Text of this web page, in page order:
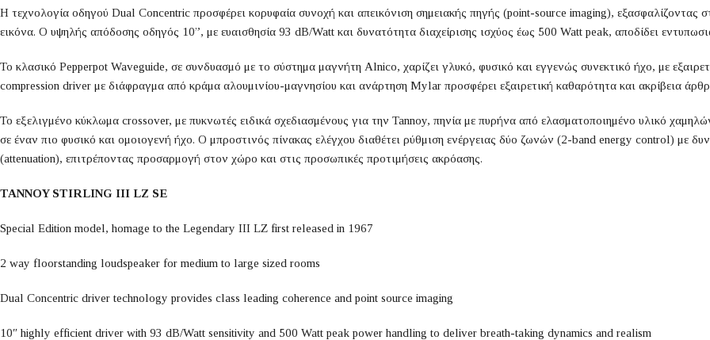
Η τεχνολογία οδηγού Dual Concentric προσφέρει κορυφαία συνοχή και απεικόνιση σημειακής πηγής (point-source imaging), εξασφαλίζοντας
εικόνα. Ο υψηλής απόδοσης οδηγός 10”, με ευαισθησία 93 dB/Watt και δυνατότητα διαχείρισης ισχύος έως 500 Watt peak, αποδίδει
Το κλασικό Pepperpot Waveguide, σε συνδυασμό με το σύστημα μαγνήτη Alnico, χαρίζει γλυκό, φυσικό και εγγενώς συνεκτικό ήχο, με
compression driver με διάφραγμα από κράμα αλουμινίου-μαγνησίου και ανάρτηση Mylar προσφέρει εξαιρετική καθαρότητα και ακρίβεια
Το εξελιγμένο κύκλωμα crossover, με πυκνωτές ειδικά σχεδιασμένους για την Tannoy, πηνία με πυρήνα από ελασματοποιημένο υλικό
σε έναν πιο φυσικό και ομοιογενή ήχο. Ο μπροστινός πίνακας ελέγχου διαθέτει ρύθμιση ενέργειας δύο ζωνών (2-band energy control) με
(attenuation), επιτρέποντας προσαρμογή στον χώρο και στις προσωπικές προτιμήσεις ακρόασης.
TANNOY STIRLING III LZ SE
Special Edition model, homage to the Legendary III LZ first released in 1967
2 way floorstanding loudspeaker for medium to large sized rooms
Dual Concentric driver technology provides class leading coherence and point source imaging
10″ highly efficient driver with 93 dB/Watt sensitivity and 500 Watt peak power handling to deliver breath-taking dynamics and realism